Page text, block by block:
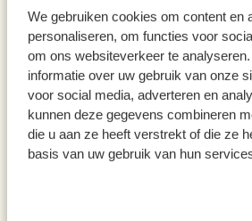
We gebruiken cookies om content en
personaliseren, om functies voor
om ons websiteverkeer te
informatie over uw gebruik van onze
voor social media, adverteren en
kunnen deze gegevens combineren
die u aan ze heeft verstrekt of die ze
basis van uw gebruik van hun
Wasmand rond, wilgenteen,
met voering, groot
€ 59,95
Mand,
€